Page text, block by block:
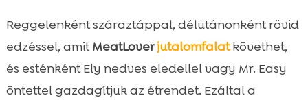
Reggelenként száraztáppal, délutánonként rövid
edzéssel, amitMeatLoverjutalomfalatkövethet,
és esténként Ely nedves eledellel vagy Mr. Easy
öntettel gazdagítjuk az étrendet. Ezáltal a